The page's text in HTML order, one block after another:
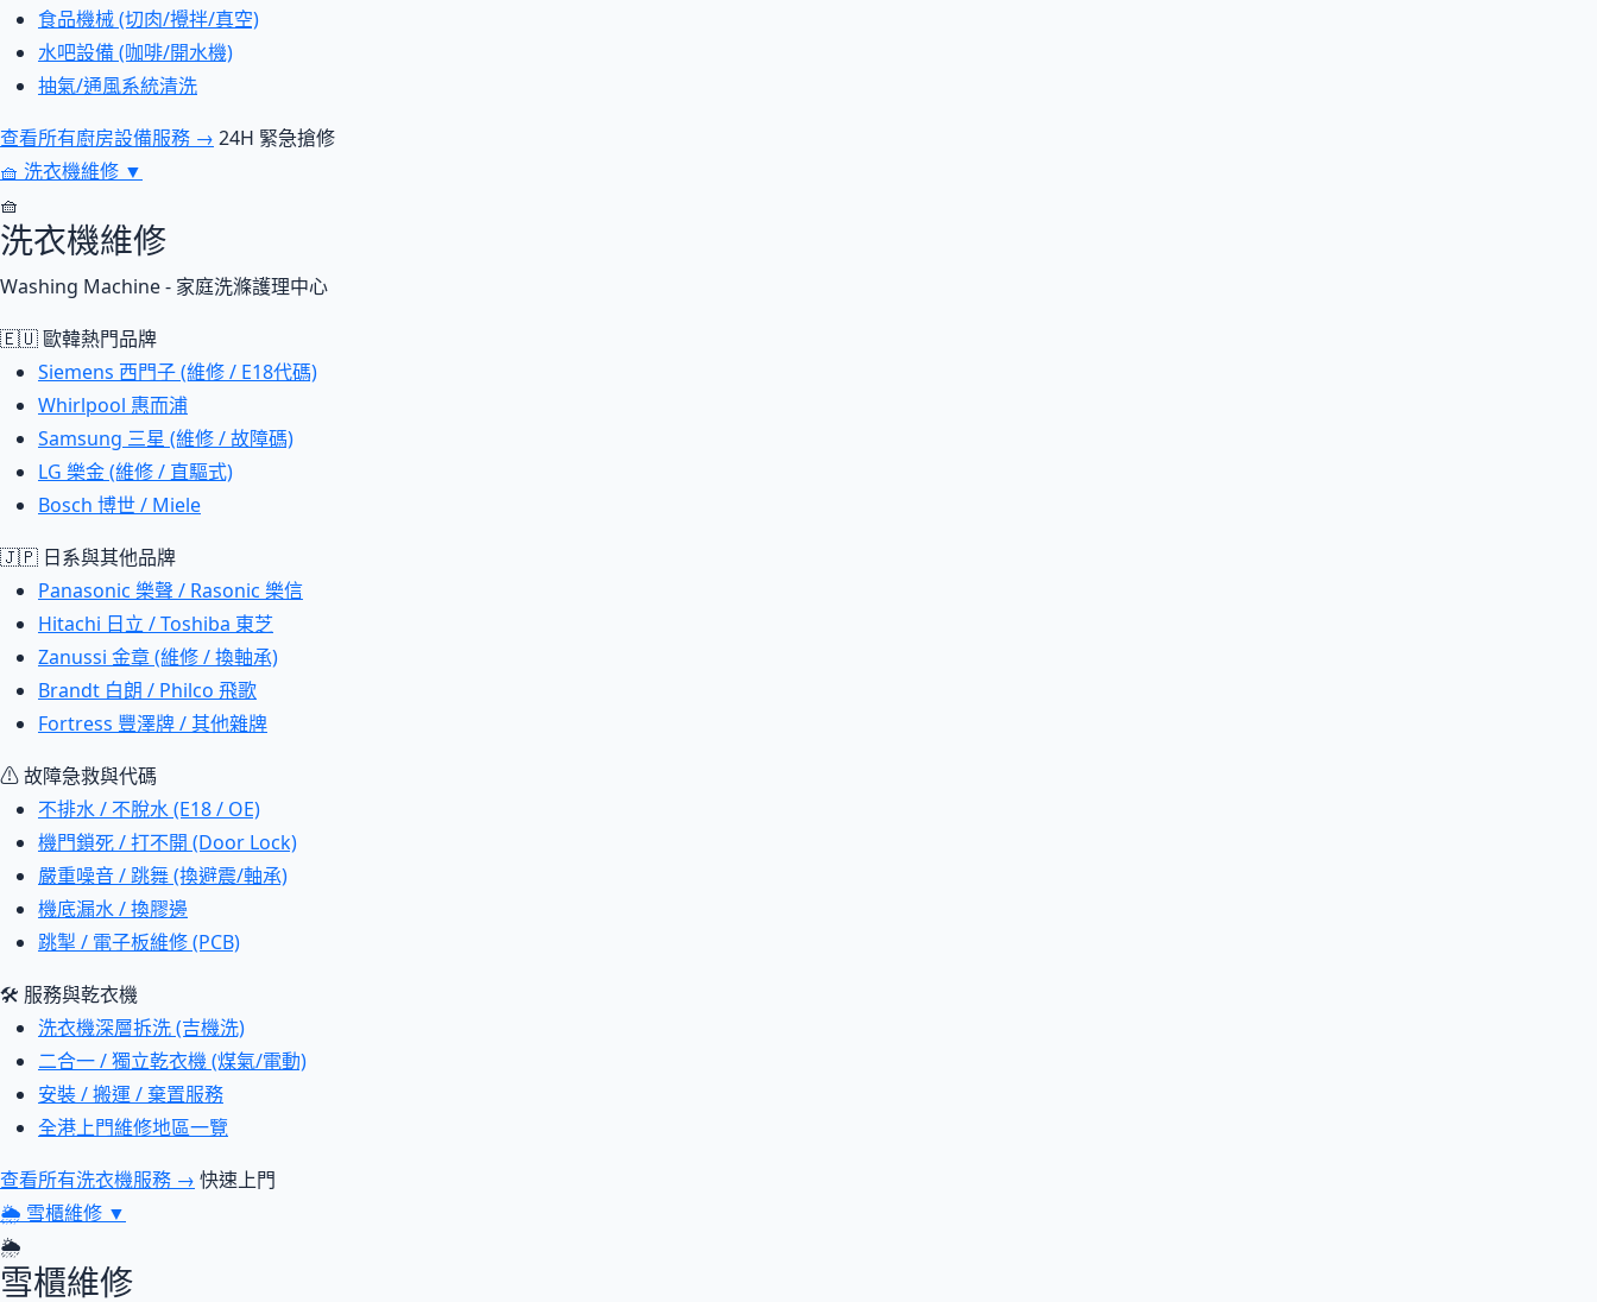
食品機械 (切肉/攪拌/真空)
水吧設備 (咖啡/開水機)
抽氣/通風系統清洗
查看所有廚房設備服務 → 24H 緊急搶修
🧺 洗衣機維修 ▼
🧺
洗衣機維修
Washing Machine - 家庭洗滌護理中心
🇪🇺 歐韓熱門品牌
Siemens 西門子 (維修 / E18代碼)
Whirlpool 惠而浦
Samsung 三星 (維修 / 故障碼)
LG 樂金 (維修 / 直驅式)
Bosch 博世 / Miele
🇯🇵 日系與其他品牌
Panasonic 樂聲 / Rasonic 樂信
Hitachi 日立 / Toshiba 東芝
Zanussi 金章 (維修 / 換軸承)
Brandt 白朗 / Philco 飛歌
Fortress 豐澤牌 / 其他雜牌
⚠ 故障急救與代碼
不排水 / 不脫水 (E18 / OE)
機門鎖死 / 打不開 (Door Lock)
嚴重噪音 / 跳舞 (換避震/軸承)
機底漏水 / 換膠邊
跳掣 / 電子板維修 (PCB)
🛠 服務與乾衣機
洗衣機深層拆洗 (吉機洗)
二合一 / 獨立乾衣機 (煤氣/電動)
安裝 / 搬運 / 棄置服務
全港上門維修地區一覽
查看所有洗衣機服務 → 快速上門
🌦 雪櫃維修 ▼
🌦
雪櫃維修